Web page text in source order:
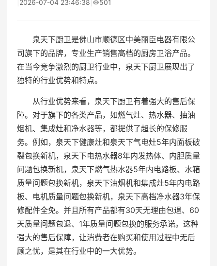
2026-07-04 23:46:38 501
泉天下厨卫是佛山市顺德区中美丽臣电器有限公
司旗下的品牌，专业生产销售高档的厨房卫浴产品。
在当今竞争激烈的厨卫行业中，泉天下厨卫展现出了
独特的行业优势和特点。
从行业优势来看，泉天下厨卫有着强大的售后保
障。对于旗下的各类产品，如燃气灶、热水器、抽油
烟机、集成灶和净水器等，都提供了超长的保修服
务。例如，泉天下健康灶和泉天下气电灶5年内面板破
裂包换新机，泉天下电热水器8年内发热体、内胆质量
问题包换新机，泉天下燃气热水器5年内电路板、水箱
质量问题包换新机，泉天下油烟机和集成灶5年内电路
板、电机质量问题包换新机，泉天下高档净水器3年保
修配件全免。并且所有产品都有30天无理由包退、60
天质量问题包退、1年质量问题包换的服务承诺。这种
强大的售后保障，让消费者在购买和使用过程中无后
顾之忧，是其在行业中的一大优势。